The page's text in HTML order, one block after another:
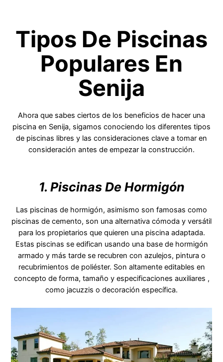
Tipos De Piscinas
Populares En
Senija
Ahora que sabes ciertos de los beneficios de hacer una
piscina en Senija, sigamos conociendo los diferentes tipos
de piscinas libres y las consideraciones clave a tomar en
consideración antes de empezar la construcción.
1. Piscinas De Hormigón
Las piscinas de hormigón, asimismo son famosas como
piscinas de cemento, son una alternativa cómoda y versátil
para los propietarios que quieren una piscina adaptada.
Estas piscinas se edifican usando una base de hormigón
armado y más tarde se recubren con azulejos, pintura o
recubrimientos de poliéster. Son altamente editables en
concepto de forma, tamaño y especificaciones auxiliares ,
como jacuzzis o decoración específica.